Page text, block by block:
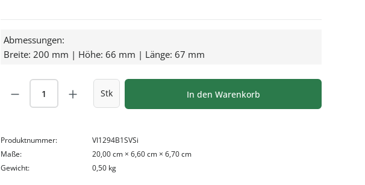
Abmessungen:
Breite: 200 mm | Höhe: 66 mm | Länge: 67 mm
Produkt Anzahl: Gib den gewünschten Wert ein
Stk In den Warenkorb
Produktnummer:
VI1294B1SVSi
Maße:
20,00 cm × 6,60 cm × 6,70 cm
Gewicht:
0,50 kg